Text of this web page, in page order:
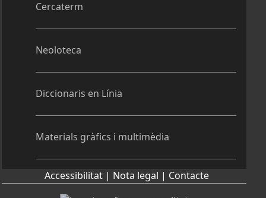
Cercaterm
Neoloteca
Diccionaris en Línia
Materials gràfics i multimèdia
Accessibilitat | Nota legal | Contacte